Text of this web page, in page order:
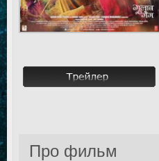
Про фильм